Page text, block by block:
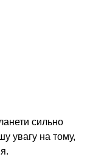
сильно
увагу на тому,